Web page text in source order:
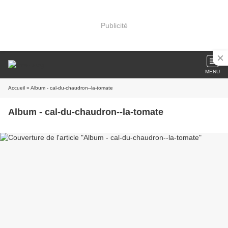
Publicité
MENU
Accueil » Album - cal-du-chaudron--la-tomate
Album - cal-du-chaudron--la-tomate